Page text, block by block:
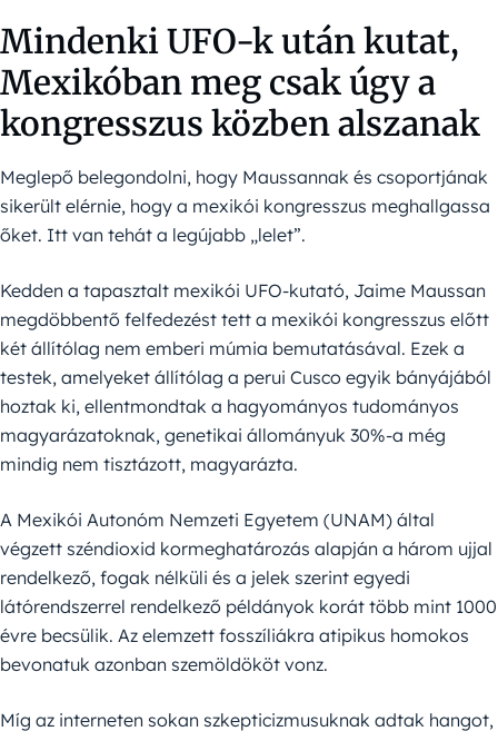
Mindenki UFO-k után kutat,
Mexikóban meg csak úgy a
kongresszus közben alszanak
Meglepő belegondolni, hogy Maussannak és csoportjának
sikerült elérnie, hogy a mexikói kongresszus meghallgassa
őket. Itt van tehát a legújabb „lelet”.
Kedden a tapasztalt mexikói UFO-kutató, Jaime Maussan
megdöbbentő felfedezést tett a mexikói kongresszus előtt
két állítólag nem emberi múmia bemutatásával. Ezek a
testek, amelyeket állítólag a perui Cusco egyik bányájából
hoztak ki, ellentmondtak a hagyományos tudományos
magyarázatoknak, genetikai állományuk 30%-a még
mindig nem tisztázott, magyarázta.
A Mexikói Autonóm Nemzeti Egyetem (UNAM) által
végzett széndioxid kormeghatározás alapján a három ujjal
rendelkező, fogak nélküli és a jelek szerint egyedi
látórendszerrel rendelkező példányok korát több mint 1000
évre becsülik. Az elemzett fosszíliákra atipikus homokos
bevonatuk azonban szemöldököt vonz.
Míg az interneten sokan szkepticizmusuknak adtak hangot,